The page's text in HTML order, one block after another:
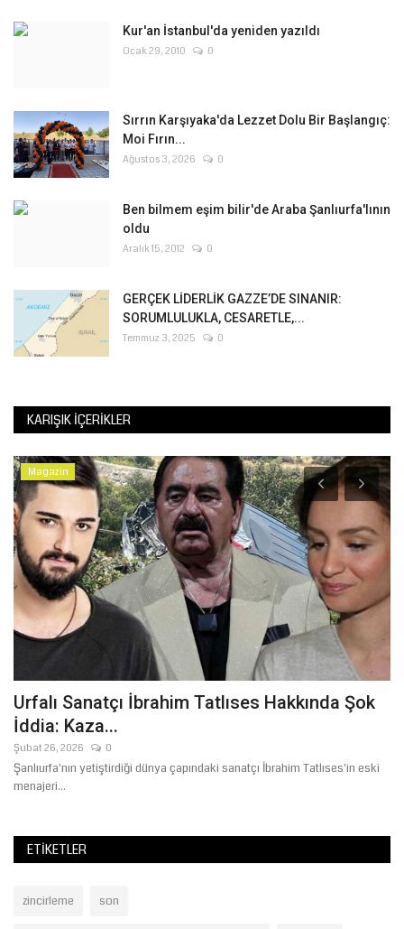
Kur'an İstanbul'da yeniden yazıldı
Ocak 29, 2010 0
Sırrın Karşıyaka'da Lezzet Dolu Bir Başlangıç:
Moi Fırın...
Ağustos 3, 2026 0
Ben bilmem eşim bilir'de Araba Şanlıurfa'lının
oldu
Aralık 15, 2012 0
GERÇEK LİDERLİK GAZZE’DE SINANIR:
SORUMLULUKLA, CESARETLE,...
Temmuz 3, 2025 0
KARIŞIK İÇERIKLER
Magazin
Urfalı Sanatçı İbrahim Tatlıses Hakkında Şok
İddia: Kaza...
Şubat 26, 2026 0
Şanlıurfa'nın yetiştirdiği dünya çapındaki sanatçı İbrahim Tatlıses'in eski
menajeri...
ETIKETLER
zincirleme son